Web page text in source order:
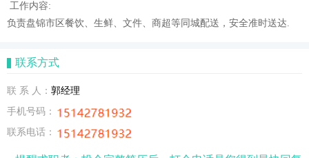
工作内容:
负责盘锦市区餐饮、生鲜、文件、商超等同城配送，安全准时送达.
联系方式
联 系 人： 郭经理
手机号码：
联系电话：